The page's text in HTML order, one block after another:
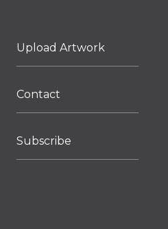
Upload Artwork
Contact
Subscribe